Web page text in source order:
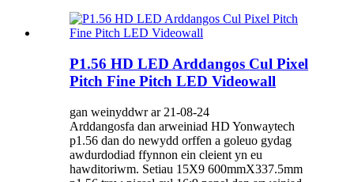
P1.56 HD LED Arddangos Cul Pixel
Pitch Fine Pitch LED Videowall
gan weinyddwr ar 21-08-24
Arddangosfa dan arweiniad HD Yonwaytech
p1.56 dan do newydd orffen a goleuo gydag
awdurdodiad ffynnon ein cleient yn eu
hawditoriwm. Setiau 15X9 600mmX337.5mm